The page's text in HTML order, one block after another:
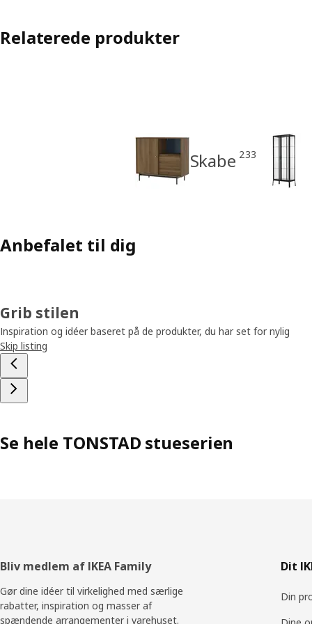
Relaterede produkter
Skabe 233
Anbefalet til dig
Grib stilen
Inspiration og idéer baseret på de produkter, du har set for nylig
Skip listing
Se hele TONSTAD stueserien
Footer
Bliv medlem af IKEA Family
Gør dine idéer til virkelighed med særlige
rabatter, inspiration og masser af
spændende arrangementer i varehuset.
Dit
Din